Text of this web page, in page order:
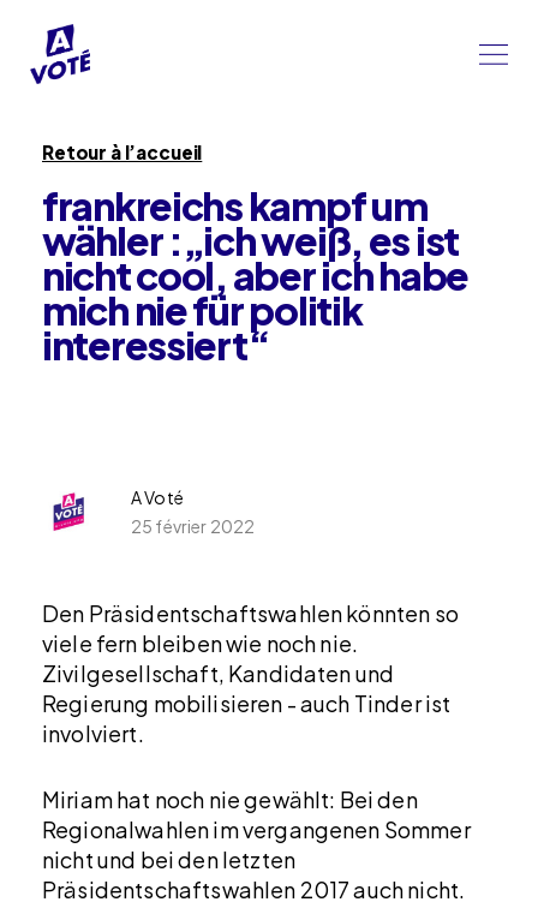
Retour à l’accueil
frankreichs kampf um
wähler :„ich weiß, es ist
nicht cool, aber ich habe
mich nie für politik
interessiert“
A Voté
25 février 2022
Den Präsidentschaftswahlen könnten so
viele fern bleiben wie noch nie.
Zivilgesellschaft, Kandidaten und
Regierung mobilisieren - auch Tinder ist
involviert.
Miriam hat noch nie gewählt: Bei den
Regionalwahlen im vergangenen Sommer
nicht und bei den letzten
Präsidentschaftswahlen 2017 auch nicht.